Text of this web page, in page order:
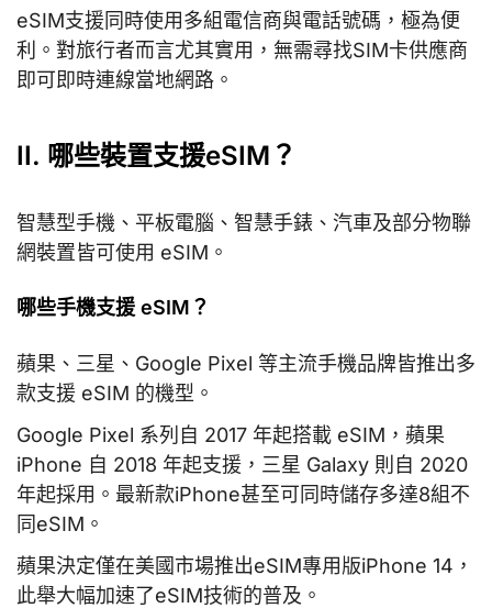
eSIM支援同時使用多組電信商與電話號碼，極為便
利。對旅行者而言尤其實用，無需尋找SIM卡供應商
即可即時連線當地網路。
II. 哪些裝置支援eSIM？
智慧型手機、平板電腦、智慧手錶、汽車及部分物聯
網裝置皆可使用 eSIM。
哪些手機支援 eSIM？
蘋果、三星、Google Pixel 等主流手機品牌皆推出多
款支援 eSIM 的機型。
Google Pixel 系列自 2017 年起搭載 eSIM，蘋果
iPhone 自 2018 年起支援，三星 Galaxy 則自 2020
年起採用。最新款iPhone甚至可同時儲存多達8組不
同eSIM。
蘋果決定僅在美國市場推出eSIM專用版iPhone 14，
此舉大幅加速了eSIM技術的普及。